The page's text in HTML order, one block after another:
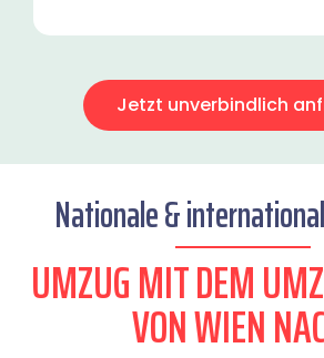
Jetzt unverbindlich
Nationale &
UMZUG MIT DEM
VON WIEN